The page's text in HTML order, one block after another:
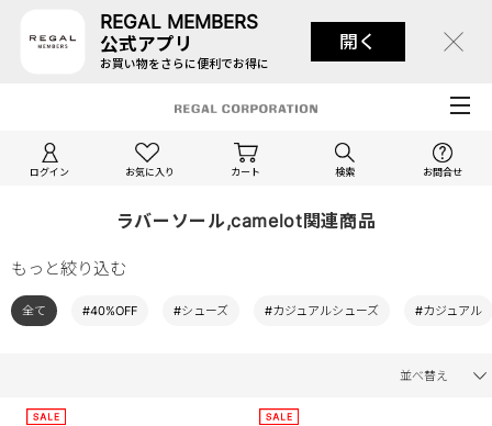
REGAL MEMBERS
公式アプリ
お買い物をさらに便利でお得に
開く
ログイン お気に入り カート 検索 お問合せ
ラバーソール,camelot関連商品
もっと絞り込む
全て #40%OFF #シューズ #カジュアルシューズ #カジュアル
並べ替え